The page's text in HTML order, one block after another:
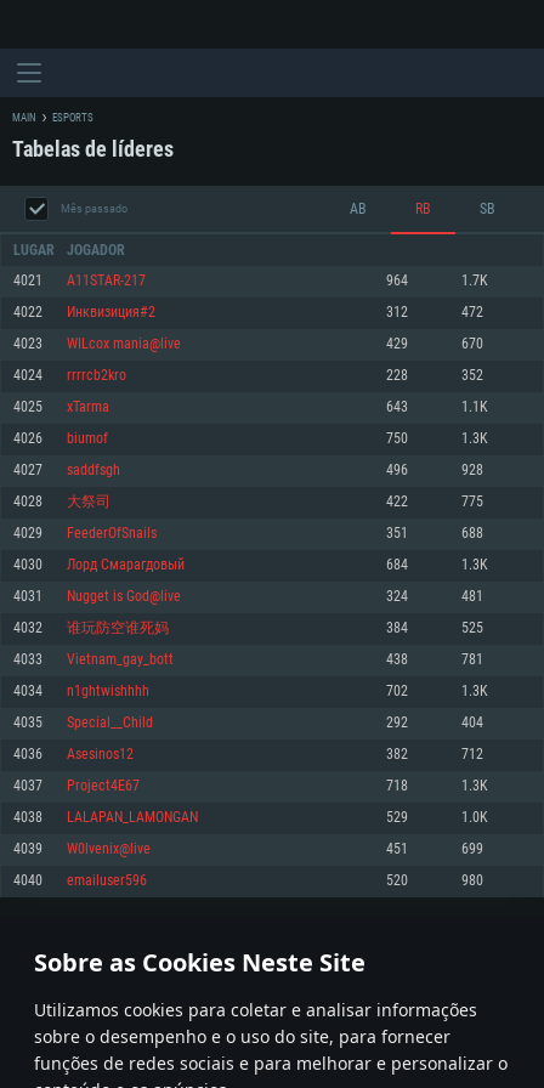
Sobre as Cookies Neste Site
Utilizamos cookies para coletar e analisar informações
sobre o desempenho e o uso do site, para fornecer
funções de redes sociais e para melhorar e personalizar o
REQUERIMENTOS DE SISTEMA
Mínimo
Sistema Operativo: Windows 10 (64 bit)
Processador: Dual-Core 2.2 GHz
Memória: 4GB
Placa Gráfica: Placa com DirectX 11: AMD Radeon 77XX / NVIDIA GeForce
GTX 660. Resolução mínima suportada: 720p
Network: Internet de banda larga.
Disco: 23,1 GB
Recomendado
superior, Radeon RX 570 ou superior
Disco: 75,9 GB
Mínimo
Sistema Operativo: Mac OS Big Sur 11.0 ou versão mais recente
Processador: Core i5 2.2GHz mínimo (Intel Xeon não suportado)
Memória: 6 GB
Placa Gráfica: Intel Iris Pro 5200 (Mac), equivalentes AMD/Nvidia para Mac.
Resolução mínima suportada: 720p com suporte Metal.
Network: Internet de banda larga.
Disco: 21,5 GB
Recomendado
Network: Internet de banda larga.
Mínimo
Sistema Operativo: Distribuições mais modernas do Linux de 64bit
Processador: Dual-Core 2.4 GHz
Memória: 4 GB
Placa Gráfica: NVIDIA 660 com os drivers mais recentes (não mais de 6
meses) / equivalentes AMD com os drivers mais recentes com suporte
Vulkan (não mais de 6 meses); Resolução mínima suportada: 720p.
Network: Internet de banda larga.
Disco: 21,5 GB
Recomendado
Sistema Operativo: Ubuntu 20.04 64bit
Processador: Intel Core i7
Memória: 16 GB
Placa Gráfica: NVIDIA 1060 com os drivers mais recentes (não mais de 6
meses) / equivalentes AMD (Radeon RX 570) com os drivers mais recentes
Network: Internet de banda larga.
MAIN ESPORTS
Tabelas de líderes
Mês passado AB RB SB
LUGAR JOGADOR
4021 A11STAR-217 964 1.7K
4022 Инквизиция#2 312 472
4023 WILcox mania@live 429 670
4024 rrrrcb2kro 228 352
4025 xTarma 643 1.1K
4026 biumof 750 1.3K
4027 saddfsgh 496 928
4028 大祭司 422 775
4029 FeederOfSnails 351 688
4030 Лорд Смарагдовый 684 1.3K
4031 Nugget is God@live 324 481
4032 谁玩防空谁死妈 384 525
4033 Vietnam_gay_bott 438 781
4034 n1ghtwishhhh 702 1.3K
4035 Special__Child 292 404
4036 Asesinos12 382 712
4037 Project4E67 718 1.3K
4038 LALAPAN_LAMONGAN 529 1.0K
4039 W0lvenix@live 451 699
4040 emailuser596 520 980